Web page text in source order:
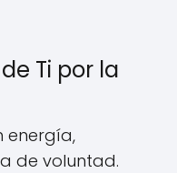
Ti por la
energía,
de voluntad.